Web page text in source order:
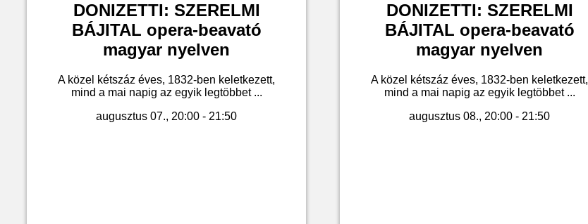
DONIZETTI: SZERELMI
BÁJITAL opera-beavató
magyar nyelven
A közel kétszáz éves, 1832-ben keletkezett,
mind a mai napig az egyik legtöbbet ...
augusztus 07., 20:00 - 21:50
DONIZETTI: SZERELMI
BÁJITAL opera-beavató
magyar nyelven
A közel kétszáz éves, 1832-ben keletkezett,
mind a mai napig az egyik legtöbbet ...
augusztus 08., 20:00 - 21:50